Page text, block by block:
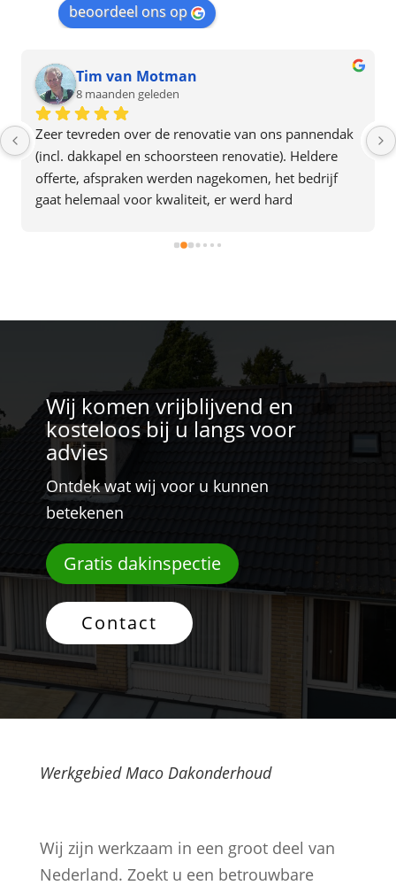
beoordeel ons op
Tim van Motman
8 maanden geleden
Zeer tevreden over de renovatie van ons pannendak
(incl. dakkapel en schoorsteen renovatie). Heldere
offerte, afspraken werden nagekomen, het bedrijf
gaat helemaal voor kwaliteit, er werd hard
ook de indruk plezier in hun werk te hebben. Een
Wij komen vrijblijvend en
kosteloos bij u langs voor
advies
Ontdek wat wij voor u kunnen
betekenen
Gratis dakinspectie
Contact
Werkgebied Maco Dakonderhoud
Wij zijn werkzaam in een groot deel van
Nederland. Zoekt u een betrouwbare